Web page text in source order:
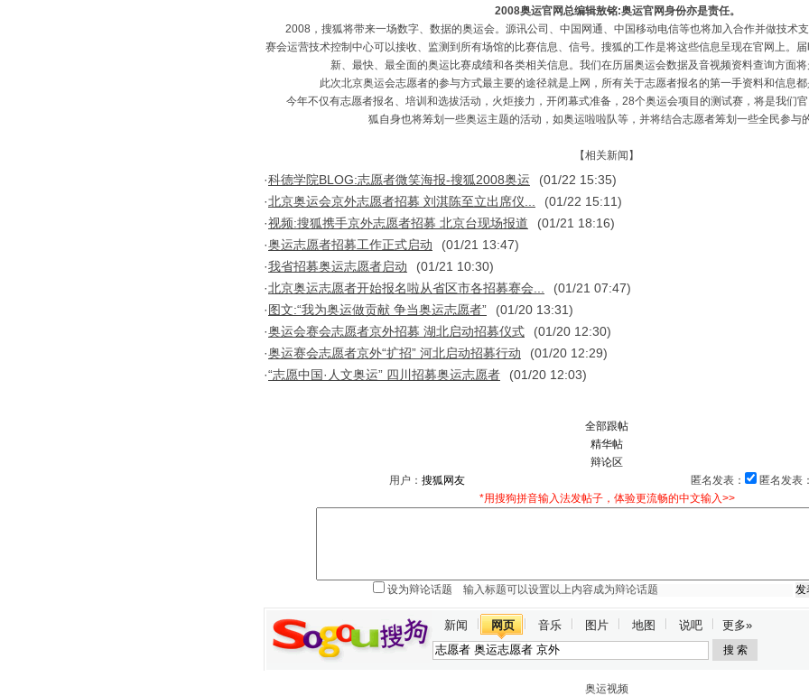
2008奥运官网总编辑敖铭:奥运官网身份亦是责任。
2008，搜狐将带来一场数字、数据的奥运会。源讯公司、中国网通、中国移动电信等也将加入合作并做技术
赛会运营技术控制中心可以接收、监测到所有场馆的比赛信息、信号。搜狐的工作是将这些信息呈现在官网上。
新、最快、最全面的奥运比赛成绩和各类相关信息。我们在历届奥运会数据及音视频资料查询方面
此次北京奥运会志愿者的参与方式最主要的途径就是上网，所有关于志愿者报名的第一手资料和信息都
今年不仅有志愿者报名、培训和选拔活动，火炬接力，开闭幕式准备，28个奥运会项目的测试赛，将是我们
狐自身也将筹划一些奥运主题的活动，如奥运啦啦队等，并将结合志愿者筹划一些全民参与
【相关新闻】
·科德学院BLOG:志愿者微笑海报-搜狐2008奥运
(01/22 15:35)
·北京奥运会京外志愿者招募 刘淇陈至立出席仪...
(01/22 15:11)
·视频:搜狐携手京外志愿者招募 北京台现场报道
(01/21 18:16)
·奥运志愿者招募工作正式启动
(01/21 13:47)
·我省招募奥运志愿者启动
(01/21 10:30)
·北京奥运志愿者开始报名啦从省区市各招募赛会...
(01/21 07:47)
· 图文:“我为奥运做贡献 争当奥运志愿者”
(01/20 13:31)
·奥运会赛会志愿者京外招募 湖北启动招募仪式
(01/20 12:30)
·奥运赛会志愿者京外“扩招” 河北启动招募行动
(01/20 12:29)
·“志愿中国·人文奥运” 四川招募奥运志愿者 (01/20 12:03)
全部跟帖
精华帖
辩论区
用户：
匿名发表：
匿名发表
*用搜狗拼音输入法发帖子，体验更流畅的中文输入>>
设为辩论话题
新闻 网页 音乐 图片 地图 说吧 更多»
奥运视频